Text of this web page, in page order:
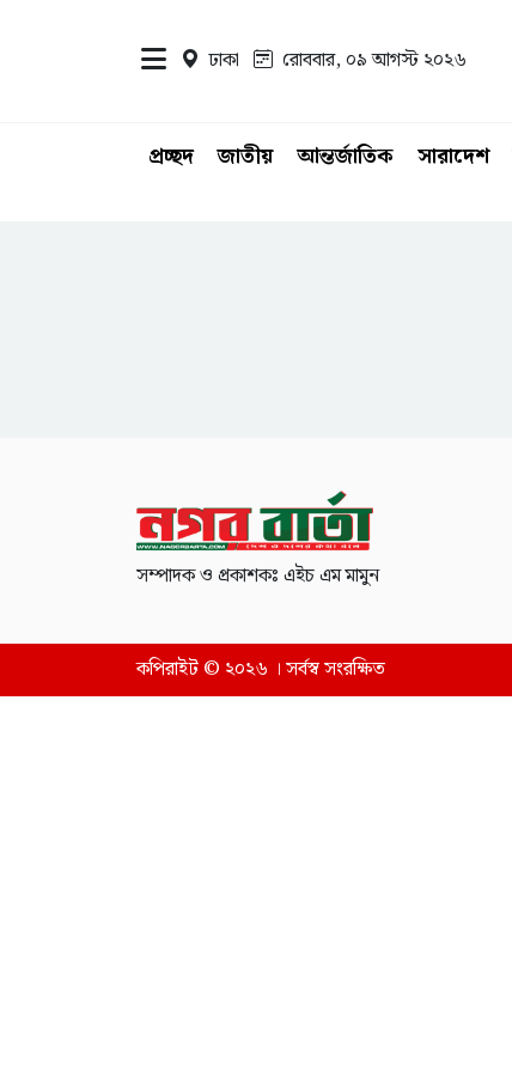
ঢাকা রোববার, ০৯ আগস্ট ২০২৬
প্রচ্ছদ জাতীয় আন্তর্জাতিক সারাদেশ
সম্পাদক ও প্রকাশকঃ এইচ এম মামুন
কপিরাইট © ২০২৬ । সর্বস্ব সংরক্ষিত